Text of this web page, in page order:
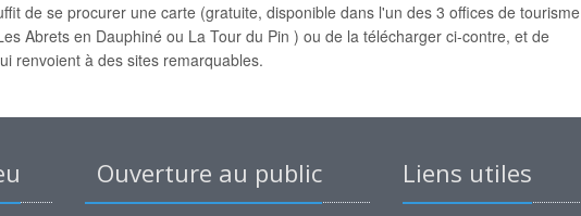
de se procurer une carte (gratuite, disponible dans l'un des 3 offices de tourisme
Abrets en Dauphiné ou La Tour du Pin ) ou de la télécharger ci-contre, et de
renvoient à des sites remarquables.
Ouverture au public Liens utiles